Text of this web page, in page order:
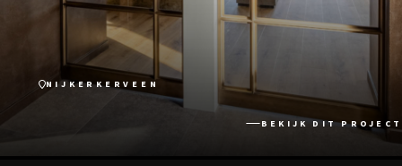
NIJKERKERVEEN
BEKIJK DIT PROJECT